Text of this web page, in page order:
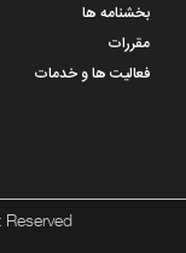
بخشنامه ها
مقررات
فعالیت ها و خدمات